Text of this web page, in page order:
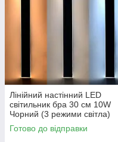
Лінійний настінний LED
світильник бра 30 см 10W
Чорний (3 режими світла)
Готово до відправки